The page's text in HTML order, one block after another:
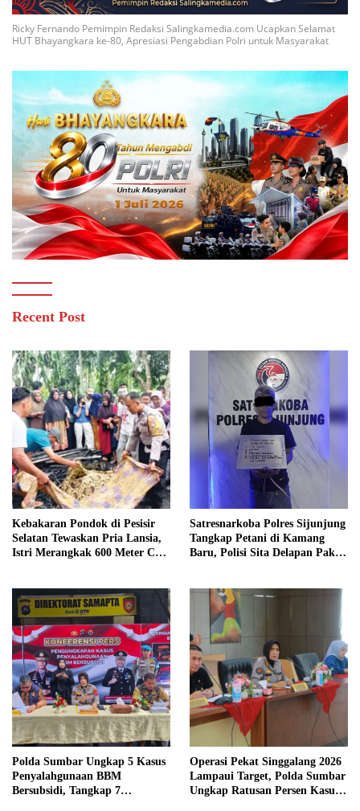
Ricky Fernando Pemimpin Redaksi Salingkamedia.com Ucapkan Selamat
HUT Bhayangkara ke-80, Apresiasi Pengabdian Polri untuk Masyarakat
Recent Post
Kebakaran Pondok di Pesisir
Selatan Tewaskan Pria Lansia,
Istri Merangkak 600 Meter Cari
Satresnarkoba Polres Sijunjung
Tangkap Petani di Kamang
Baru, Polisi Sita Delapan Paket
Polda Sumbar Ungkap 5 Kasus
Penyalahgunaan BBM
Bersubsidi, Tangkap 7
Operasi Pekat Singgalang 2026
Lampaui Target, Polda Sumbar
Ungkap Ratusan Persen Kasus